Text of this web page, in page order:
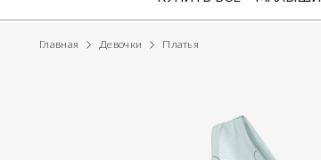
Главная Девочки Платья